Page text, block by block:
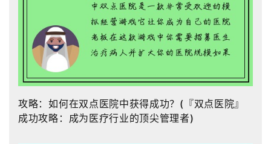
攻略：如何在双点医院中获得成功？(『双点医院』
成功攻略：成为医疗行业的顶尖管理者)